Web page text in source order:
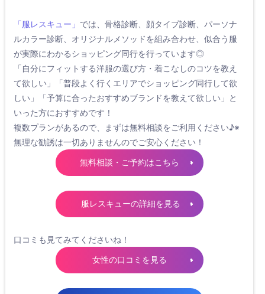
「服レスキュー」 では、骨格診断、顔タイプ診断、パーソナ
ルカラー診断、オリジナルメソッドを組み合わせ、似合う服
が実際にわかるショッピング同行を行っています◎
「自分にフィットする洋服の選び方・着こなしのコツを教え
て欲しい」「普段よく行くエリアでショッピング同行して欲
しい」「予算に合ったおすすめブランドを教えて欲しい」と
いった方におすすめです！
複数プランがあるので、まずは無料相談をご利用ください♪※
無理な勧誘は一切ありませんのでご安心ください！
無料相談・ご予約はこちら
服レスキューの詳細を見る
口コミも見てみてくださいね！
女性の口コミを見る